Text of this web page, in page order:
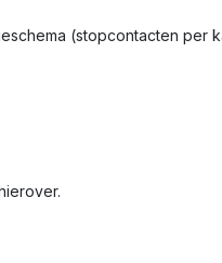
(stopcontacten per